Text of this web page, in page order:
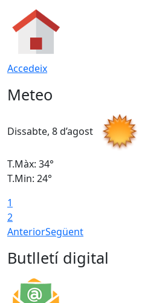
Accedeix
Meteo
Dissabte, 8 d’agost
T.Màx: 34°
T.Min: 24°
1
2
AnteriorSegüent
Butlletí digital